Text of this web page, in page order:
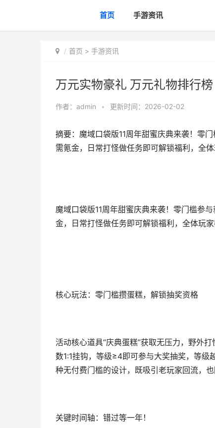
首页 手游资讯
首页 > 手游资讯
万元实物豪礼 万元礼物排行榜
作者： admin • 更新时间：2026-02-02
摘要：​魔域口袋版11周年甜蜜庆典来袭！零
需氪金，日常打怪做任务即可解锁福利，全
魔域口袋版11周年甜蜜庆典来袭！零门槛参
金，日常打怪做任务即可解锁福利，全体玩家
核心玩法：零门槛攒蛋糕，解锁抽奖资格
活动核心道具“庆典蛋糕”获取无压力，野外
数1:1挂钩，等级≥4即可参与大奖抽奖，等级
种无付费门槛的设计，既吸引老玩家回流，
关键时间轴：错过等一年！